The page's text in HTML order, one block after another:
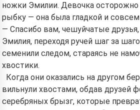
ножки Эмилии. Девочка осторожно
рыбку — она была гладкой и совсем
— Спасибо вам, чешуйчатые
Эмилия, переходя ручей шаг за
семенили следом, стараясь не
хвостики.
Когда они оказались на другом
вильнули хвостами, обдав друзей
серебряных брызг, которые